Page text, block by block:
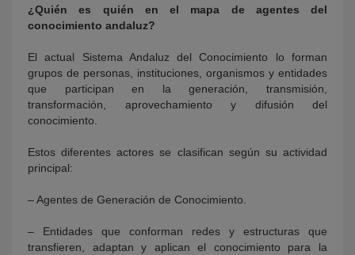
¿Quién es quién en el mapa de agentes del
conocimiento andaluz?
El actual Sistema Andaluz del Conocimiento lo forman
grupos de personas, instituciones, organismos y entidades
que participan en la generación, transmisión,
transformación, aprovechamiento y difusión del
conocimiento.
Estos diferentes actores se clasifican según su actividad
principal:
– Agentes de Generación de Conocimiento.
– Entidades que conforman redes y estructuras que
transfieren, adaptan y aplican el conocimiento para la